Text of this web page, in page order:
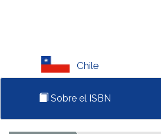
Chile
Sobre el ISBN